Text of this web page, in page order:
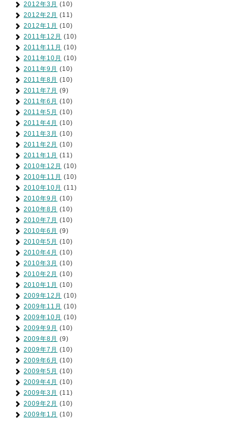
2012年3月 (10)
2012年2月 (11)
2012年1月 (10)
2011年12月 (10)
2011年11月 (10)
2011年10月 (10)
2011年9月 (10)
2011年8月 (10)
2011年7月 (9)
2011年6月 (10)
2011年5月 (10)
2011年4月 (10)
2011年3月 (10)
2011年2月 (10)
2011年1月 (11)
2010年12月 (10)
2010年11月 (10)
2010年10月 (11)
2010年9月 (10)
2010年8月 (10)
2010年7月 (10)
2010年6月 (9)
2010年5月 (10)
2010年4月 (10)
2010年3月 (10)
2010年2月 (10)
2010年1月 (10)
2009年12月 (10)
2009年11月 (10)
2009年10月 (10)
2009年9月 (10)
2009年8月 (9)
2009年7月 (10)
2009年6月 (10)
2009年5月 (10)
2009年4月 (10)
2009年3月 (11)
2009年2月 (10)
2009年1月 (10)